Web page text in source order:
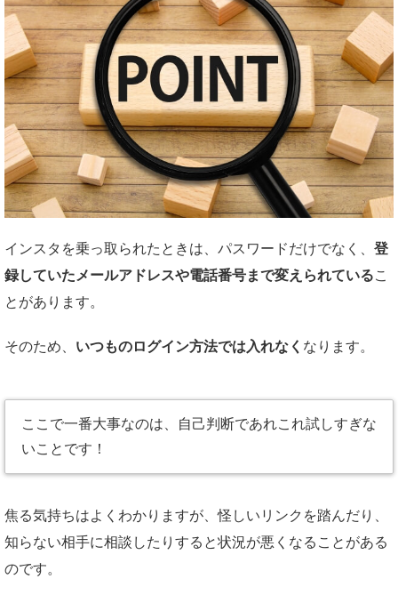
インスタを乗っ取られたときは、パスワードだけでなく、 登
録していたメールアドレスや電話番号まで変えられているこ
とがあります。
そのため、 いつものログイン方法では入れなく なります。
ここで一番大事なのは、自己判断であれこれ試しすぎな
いことです！
焦る気持ちはよくわかりますが、怪しいリンクを踏んだり、
知らない相手に相談したりすると状況が悪くなることがある
のです。